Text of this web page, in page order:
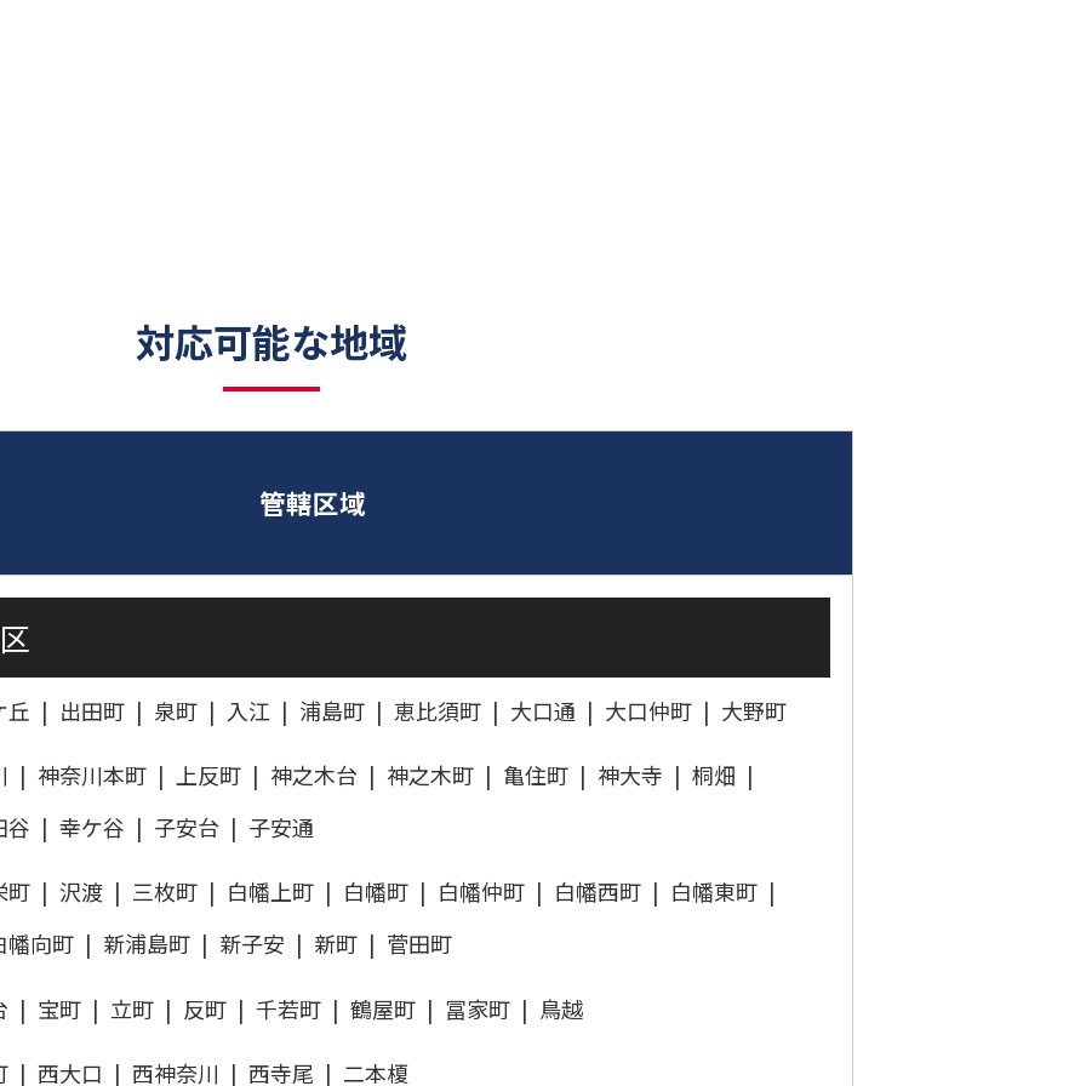
対応可能な地域
管轄区域
丘 出田町 泉町 入江 浦島町 恵比須町 大口通 大口仲町 大野町
神奈川本町 上反町 神之木台 神之木町 亀住町 神大寺
桐畑
谷
幸ケ谷 子安台 子安通
町 沢渡 三枚町 白幡上町 白幡町 白幡仲町 白幡西町
白幡東町
幡向町
新浦島町 新子安 新町 菅田町
宝町 立町 反町 千若町 鶴屋町 冨家町 鳥越
西大口 西神奈川 西寺尾 二本榎